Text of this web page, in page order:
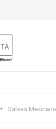
Salsas